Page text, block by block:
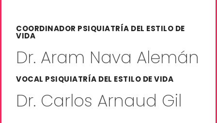
COORDINADOR PSIQUIATRÍA DEL ESTILO DE
VIDA
Dr. Aram Nava Alemán
VOCAL PSIQUIATRÍA DEL ESTILO DE VIDA
Dr. Carlos Arnaud Gil